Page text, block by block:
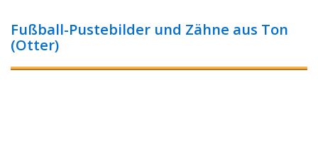
Fußball-Pustebilder und Zähne aus Ton
(Otter)